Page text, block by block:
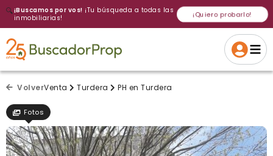
🔍¡Buscamos por vos! ¡Tu búsqueda a todas las
inmobiliarias!
¡Quiero probarlo!
Cancelar Si, eliminar
Gracias
Volver a intentar
VolverVenta Turdera PH en Turdera
Fotos